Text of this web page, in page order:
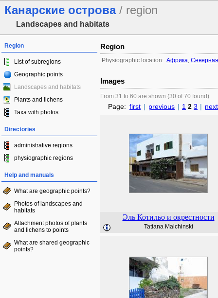
Канарские острова/ region
Landscapes and habitats
Region
List of subregions
Geographic points
Landscapes and habitats
Plants and lichens
Taxa with photos
Directories
administrative regions
physiographic regions
Help and manuals
What are geographic points?
Photos of landscapes and
habitats
Attachment photos of plants
and lichens to points
What are shared geographic
points?
Region
Physiographic location: Африка,
Images
From 31 to 60 are shown (30 of 70 found)
Page: first | previous | 1 2 3 | next
Эль Котильо и окрестности
Tatiana Malchinski